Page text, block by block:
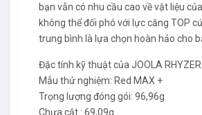
bạn vẫn có nhu cầu cao về vật liệu
không thể đối phó với lực căng TOP
trung bình là lựa chọn hoàn hảo cho
Đặc tính kỹ thuật của JOOLA RHYZER
Mẫu thử nghiệm: Red MAX +
Trọng lượng đóng gói: 96,96g
Chưa cắt : 69,09g